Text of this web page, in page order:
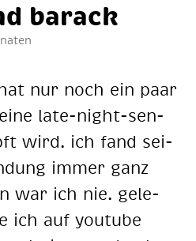
ba­rack
nur noch ein paar
late-night-sen­
wird. ich fand sei­
im­mer ganz
war ich nie. ge­le­
ich auf you­tube